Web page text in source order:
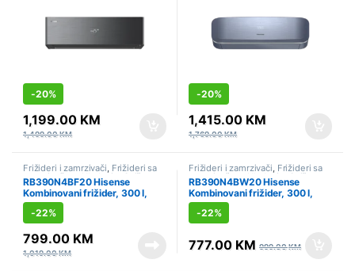
-20%
1,199.00 KM
1,499.00KM
-20%
1,415.00 KM
1,769.00KM
Frižideri i zamrzivači Frižideri sa
zamrzivačem,Hlađenje Sniženo
RB390N4BF20 Hisense
Kombinovani frižider, 300 l,
Crna
-22%
799.00 KM
1,019.00KM
Frižideri i zamrzivači Frižideri sa
zamrzivačem,Hlađenje Sniženo
RB390N4BW20 Hisense
Kombinovani frižider, 300 l,
Bijela
-22%
777.00 KM 999.00KM